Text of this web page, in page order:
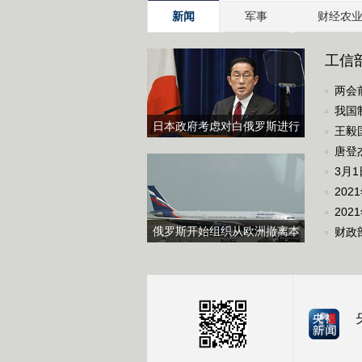
新闻 军事 财经农业
日本政府考虑对白俄罗斯进行
俄罗斯开始组织从欧洲撤离本
工信
两会
我国
王毅
唐登
3月1
财政